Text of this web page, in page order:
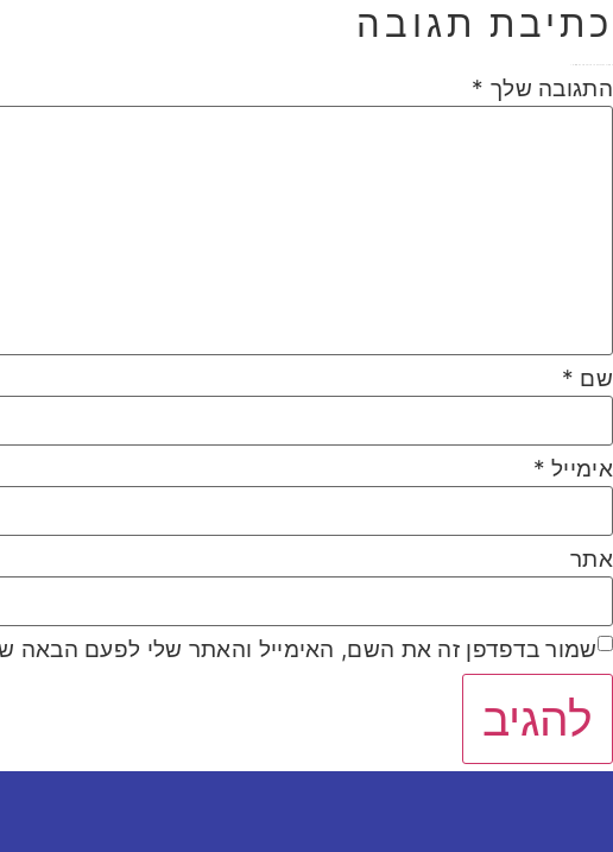
כתיבת תגובה
התגובה שלך *
שם *
אימייל *
אתר
שמור בדפדפן זה את השם, האימייל והאתר שלי לפעם הבאה